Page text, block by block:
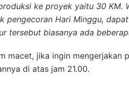
ke proyek yaitu 30 KM.
pengecoran Hari Minggu,
tersebut biasanya ada
macet, jika ingin mengerjakan
di atas jam 21.00.